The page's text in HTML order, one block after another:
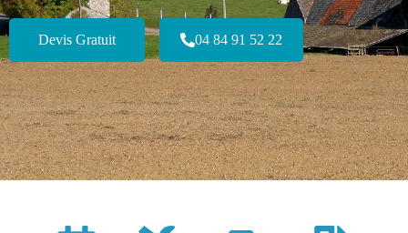
Devis Gratuit 04 84 91 52 22